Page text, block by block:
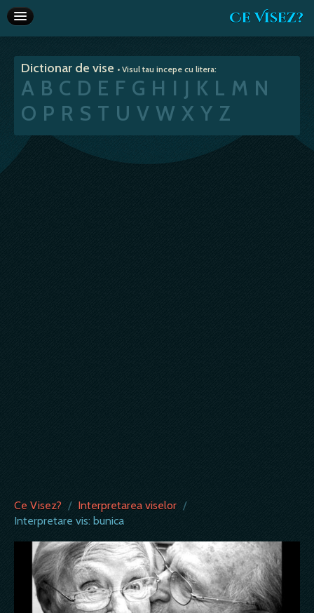
Ce Visez?
Interpretare vise
Articole
Va recomandam
Dictionar de vise • Visul tau incepe cu litera:
A B C D E F G H I J K L M N
O P R S T U V W X Y Z
Ce Visez? / Interpretarea viselor /
Interpretare vis: bunica